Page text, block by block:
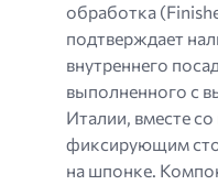
обработка
подтверждает
внутреннего
выполненного с
Италии, вместе
фиксирующим
на шпонке.